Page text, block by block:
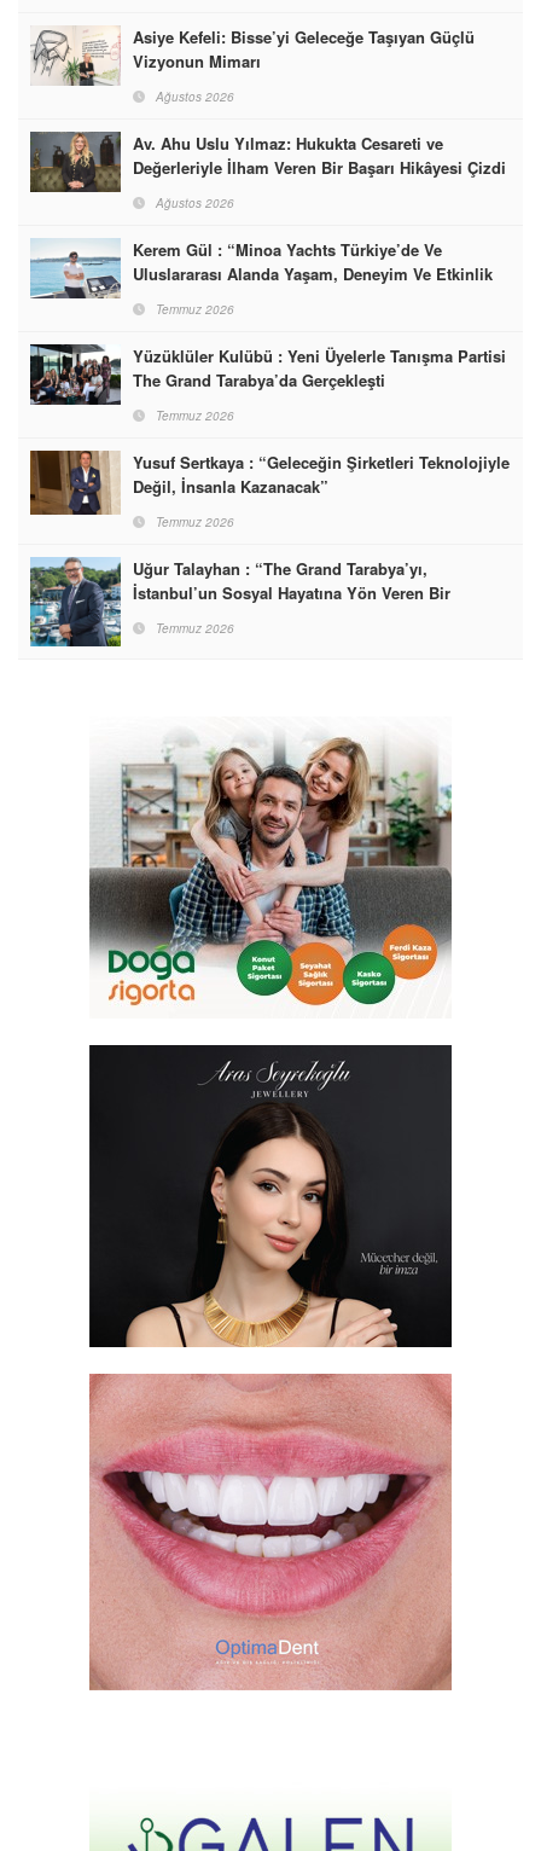
Asiye Kefeli: Bisse’yi Geleceğe Taşıyan Güçlü
Vizyonun Mimarı
Ağustos 2026
Av. Ahu Uslu Yılmaz: Hukukta Cesareti ve
Değerleriyle İlham Veren Bir Başarı Hikâyesi Çizdi
Ağustos 2026
Kerem Gül : “Minoa Yachts Türkiye’de Ve
Uluslararası Alanda Yaşam, Deneyim Ve Etkinlik
Markası Olacak”
Temmuz 2026
Yüzüklüler Kulübü : Yeni Üyelerle Tanışma Partisi
The Grand Tarabya’da Gerçekleşti
Temmuz 2026
Yusuf Sertkaya : “Geleceğin Şirketleri Teknolojiyle
Değil, İnsanla Kazanacak”
Temmuz 2026
Uğur Talayhan : “The Grand Tarabya’yı,
İstanbul’un Sosyal Hayatına Yön Veren Bir
Destinasyon Haline Getirmeyi Hedefliyorum”
Temmuz 2026